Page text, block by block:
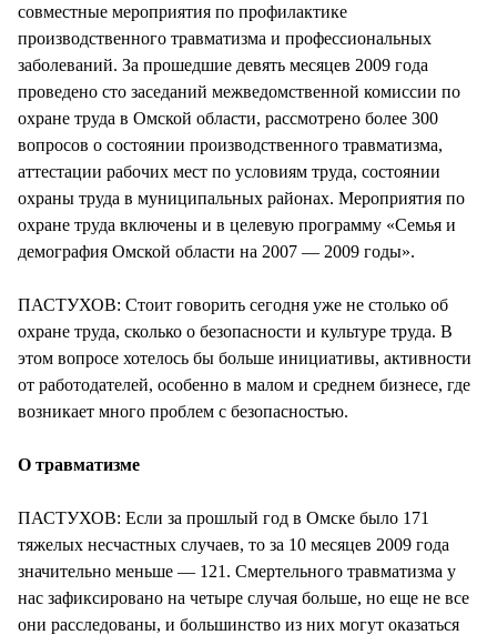
совместные мероприятия по профилактике
производственного травматизма и профессиональных
заболеваний. За прошедшие девять месяцев 2009 года
проведено сто заседаний межведомственной комиссии по
охране труда в Омской области, рассмотрено более 300
вопросов о состоянии производственного травматизма,
аттестации рабочих мест по условиям труда, состоянии
охраны труда в муниципальных районах. Мероприятия по
охране труда включены и в целевую программу «Семья и
демография Омской области на 2007 — 2009 годы».
ПАСТУХОВ: Стоит говорить сегодня уже не столько об
охране труда, сколько о безопасности и культуре труда. В
этом вопросе хотелось бы больше инициативы, активности
от работодателей, особенно в малом и среднем бизнесе, где
возникает много проблем с безопасностью.
О травматизме
ПАСТУХОВ: Если за прошлый год в Омске было 171
тяжелых несчастных случаев, то за 10 месяцев 2009 года
значительно меньше — 121. Смертельного травматизма у
нас зафиксировано на четыре случая больше, но еще не все
они расследованы, и большинство из них могут оказаться